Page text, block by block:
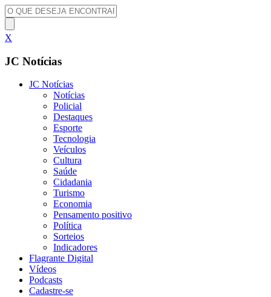
X
JC Notícias
JC Notícias
Notícias
Policial
Destaques
Esporte
Tecnologia
Veículos
Cultura
Saúde
Cidadania
Turismo
Economia
Pensamento positivo
Política
Sorteios
Indicadores
Flagrante Digital
Vídeos
Podcasts
Cadastre-se